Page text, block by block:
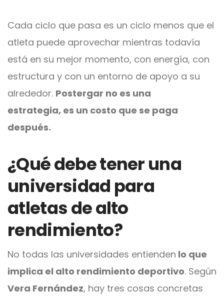
Cada ciclo que pasa es un ciclo menos que el
atleta puede aprovechar mientras todavía
está en su mejor momento, con energía, con
estructura y con un entorno de apoyo a su
alrededor. Postergar no es una
estrategia, es un costo que se paga
después.
¿Qué debe tener una
universidad para
atletas de alto
rendimiento?
No todas las universidades entienden lo que
implica el alto rendimiento deportivo. Según
Vera Fernández, hay tres cosas concretas